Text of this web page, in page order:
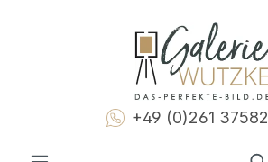
+49 (0)261 37582